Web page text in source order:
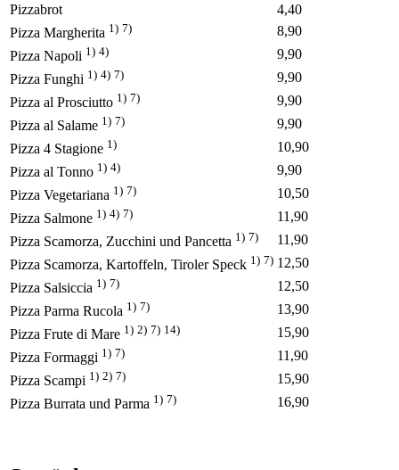
Pizzabrot
4,40
Pizza Margherita 1) 7)
8,90
Pizza Napoli 1) 4)
9,90
Pizza Funghi 1) 4) 7)
9,90
Pizza al Prosciutto 1) 7)
9,90
Pizza al Salame 1) 7)
9,90
Pizza 4 Stagione 1)
10,90
Pizza al Tonno 1) 4)
9,90
Pizza Vegetariana 1) 7)
10,50
Pizza Salmone 1) 4) 7)
11,90
Pizza Scamorza, Zucchini und Pancetta 1) 7)
11,90
Pizza Scamorza, Kartoffeln, Tiroler Speck 1) 7) 12,50
Pizza Salsiccia 1) 7)
12,50
Pizza Parma Rucola 1) 7)
13,90
Pizza Frute di Mare 1) 2) 7) 14)
15,90
Pizza Formaggi 1) 7)
11,90
Pizza Scampi 1) 2) 7)
15,90
Pizza Burrata und Parma 1) 7) 16,90